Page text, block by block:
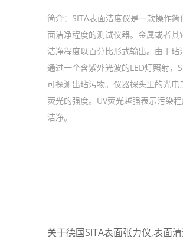
简介： SITA表面洁度仪是一款操作
面洁净程度的测试仪器。金属或者其
洁净程度以百分比形式输出。由于玷
通过一个含紫外光波的LED灯照射，
可探测出玷污物。仪器探头里的光电
荧光的强度。UV荧光越强表示污染
洁净。
关于德国SITA表面张力仪,表面